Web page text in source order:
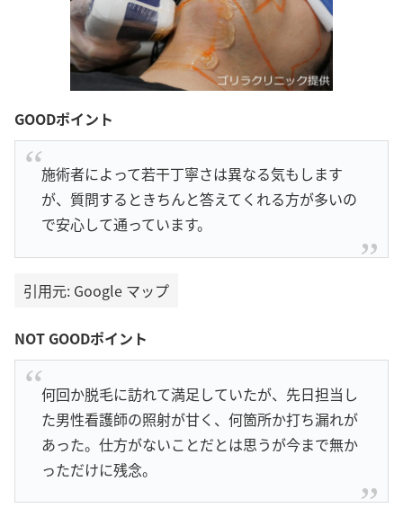
GOODポイント
施術者によって若干丁寧さは異なる気もします
が、質問するときちんと答えてくれる方が多いの
で安心して通っています。
引用元: Google マップ
NOT GOODポイント
何回か脱毛に訪れて満足していたが、先日担当し
た男性看護師の照射が甘く、何箇所か打ち漏れが
あった。仕方がないことだとは思うが今まで無か
っただけに残念。